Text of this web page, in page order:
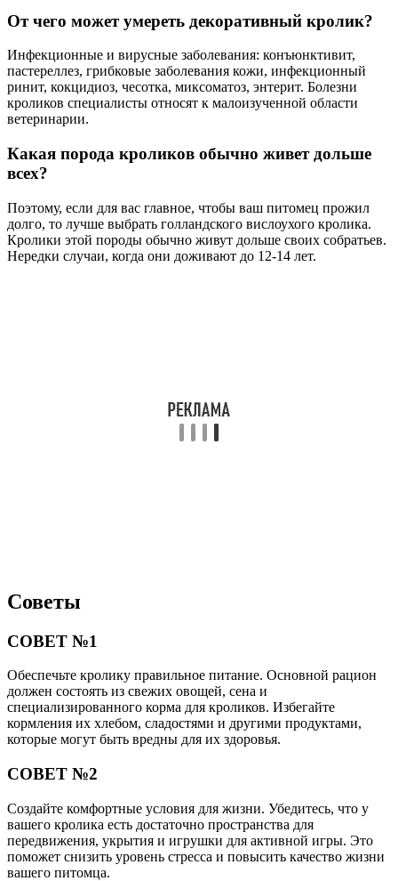
От чего может умереть декоративный кролик?
Инфекционные и вирусные заболевания: конъюнктивит,
пастереллез, грибковые заболевания кожи, инфекционный
ринит, кокцидиоз, чесотка, миксоматоз, энтерит. Болезни
кроликов специалисты относят к малоизученной области
ветеринарии.
Какая порода кроликов обычно живет дольше
всех?
Поэтому, если для вас главное, чтобы ваш питомец прожил
долго, то лучше выбрать голландского вислоухого кролика.
Кролики этой породы обычно живут дольше своих собратьев.
Нередки случаи, когда они доживают до 12-14 лет.
Советы
СОВЕТ №1
Обеспечьте кролику правильное питание. Основной рацион
должен состоять из свежих овощей, сена и
специализированного корма для кроликов. Избегайте
кормления их хлебом, сладостями и другими продуктами,
которые могут быть вредны для их здоровья.
СОВЕТ №2
Создайте комфортные условия для жизни. Убедитесь, что у
вашего кролика есть достаточно пространства для
передвижения, укрытия и игрушки для активной игры. Это
поможет снизить уровень стресса и повысить качество жизни
вашего питомца.